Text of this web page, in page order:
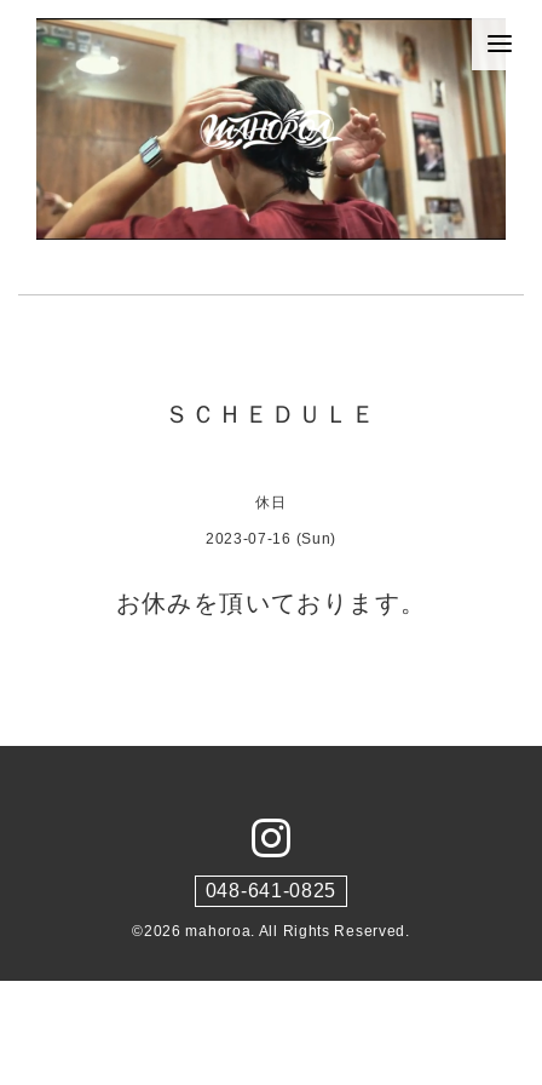
ＳＣＨＥＤＵＬＥ
休日
2023-07-16 (Sun)
お休みを頂いております。
048-641-0825
©2026mahoroa. All Rights Reserved.